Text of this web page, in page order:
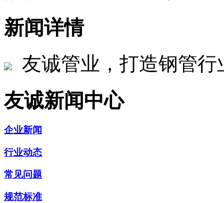
新闻详情
友诚管业，打造钢管
友诚新闻中心
企业新闻
行业动态
常见问题
规范标准